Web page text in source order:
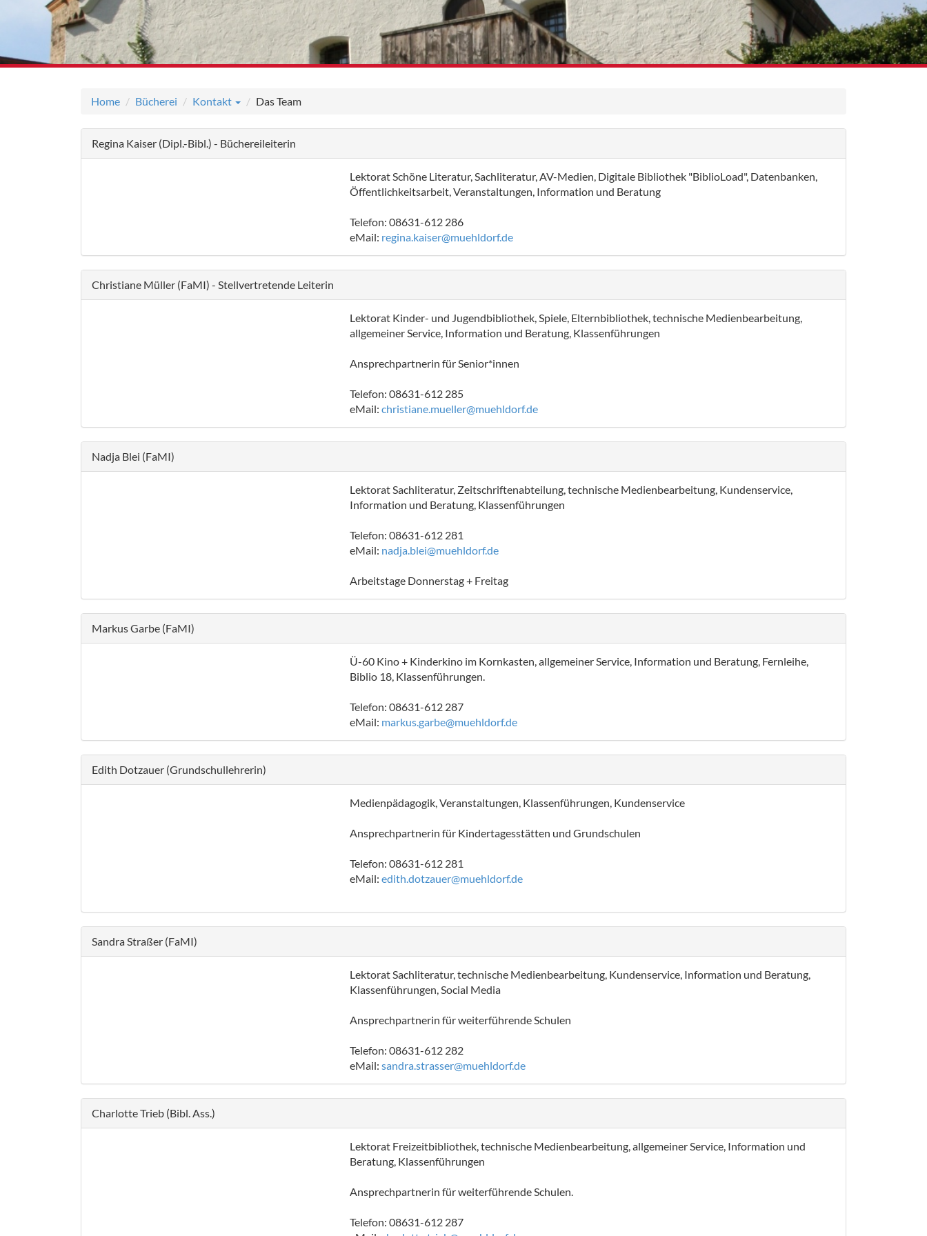
Home Bücherei Kontakt Das Team
Regina Kaiser (Dipl.-Bibl.) - Büchereileiterin
Lektorat Schöne Literatur, Sachliteratur, AV-Medien, Digitale Bibliothek "BiblioLoad", Datenbanken,
Öffentlichkeitsarbeit, Veranstaltungen, Information und Beratung
Telefon: 08631-612 286
eMail: regina.kaiser@muehldorf.de
Christiane Müller (FaMI) - Stellvertretende Leiterin
Lektorat Kinder- und Jugendbibliothek, Spiele, Elternbibliothek, technische Medienbearbeitung,
allgemeiner Service, Information und Beratung, Klassenführungen
Ansprechpartnerin für Senior*innen
Telefon: 08631-612 285
eMail:christiane.mueller@muehldorf.de
Nadja Blei (FaMI)
Lektorat Sachliteratur, Zeitschriftenabteilung, technische Medienbearbeitung, Kundenservice,
Information und Beratung, Klassenführungen
Telefon: 08631-612 281
eMail: nadja.blei@muehldorf.de
Arbeitstage Donnerstag + Freitag
Markus Garbe (FaMI)
Ü-60 Kino + Kinderkino im Kornkasten, allgemeiner Service, Information und Beratung, Fernleihe,
Biblio 18, Klassenführungen.
Telefon: 08631-612 287
eMail: markus.garbe@muehldorf.de
Edith Dotzauer (Grundschullehrerin)
Medienpädagogik, Veranstaltungen, Klassenführungen, Kundenservice
Ansprechpartnerin für Kindertagesstätten und Grundschulen
Telefon: 08631-612 281
eMail:edith.dotzauer@muehldorf.de
Sandra Straßer (FaMI)
Lektorat Sachliteratur, technische Medienbearbeitung, Kundenservice, Information und Beratung,
Klassenführungen, Social Media
Ansprechpartnerin für weiterführende Schulen
Telefon: 08631-612 282
eMail:sandra.strasser@muehldorf.de
Charlotte Trieb (Bibl. Ass.)
Lektorat Freizeitbibliothek, technische Medienbearbeitung, allgemeiner Service, Information und
Beratung, Klassenführungen
Ansprechpartnerin für weiterführende Schulen.
Telefon: 08631-612 287